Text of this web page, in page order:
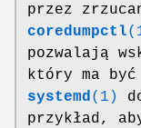
przez
coredumpctl
pozwalają
który ma
systemd(1)
przykład,